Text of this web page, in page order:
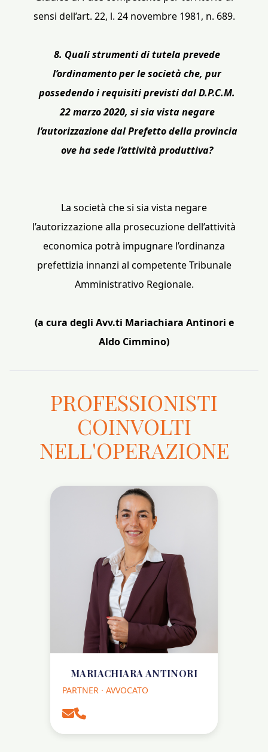
sensi dell’art. 22, l. 24 novembre 1981, n. 689.
8. Quali strumenti di tutela prevede
l’ordinamento per le società che, pur
possedendo i requisiti previsti dal D.P.C.M.
22 marzo 2020, si sia vista negare
l’autorizzazione dal Prefetto della provincia
ove ha sede l’attività produttiva?
La società che si sia vista negare
l’autorizzazione alla prosecuzione dell’attività
economica potrà impugnare l’ordinanza
prefettizia innanzi al competente Tribunale
Amministrativo Regionale.
(a cura degli Avv.ti Mariachiara Antinori e
Aldo Cimmino)
PROFESSIONISTI
COINVOLTI
NELL'OPERAZIONE
MARIACHIARA ANTINORI
PARTNER · AVVOCATO